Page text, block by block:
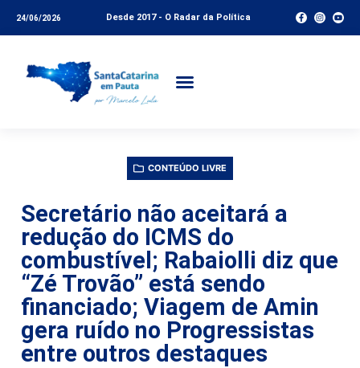
24/06/2026 Desde 2017 - O Radar da Política
CONTEÚDO LIVRE
Secretário não aceitará a
redução do ICMS do
combustível; Rabaiolli diz que
“Zé Trovão” está sendo
financiado; Viagem de Amin
gera ruído no Progressistas
entre outros destaques